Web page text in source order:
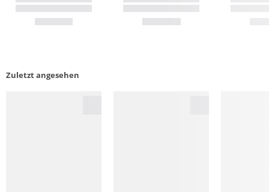
Zuletzt angesehen